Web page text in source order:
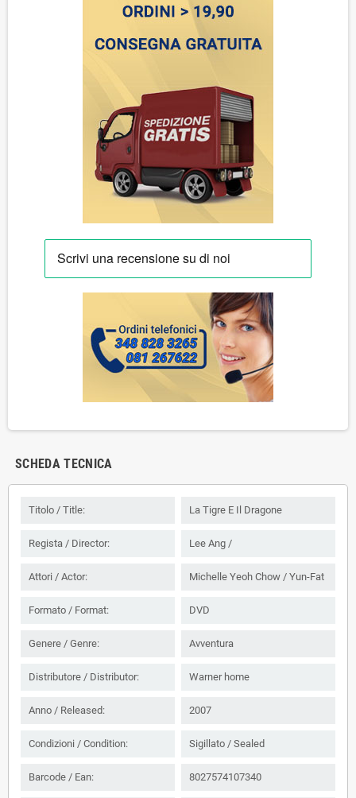
SCHEDA TECNICA
Titolo / Title: La Tigre E Il Dragone
Regista / Director: Lee Ang /
Attori / Actor: Michelle Yeoh Chow / Yun-Fat
Formato / Format: DVD
Genere / Genre: Avventura
Distributore / Distributor: Warner home
Anno / Released: 2007
Condizioni / Condition: Sigillato / Sealed
Barcode / Ean: 8027574107340